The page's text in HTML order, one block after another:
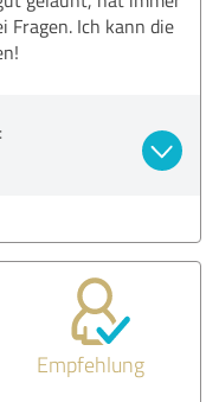
Ich kann die
Empfehlung